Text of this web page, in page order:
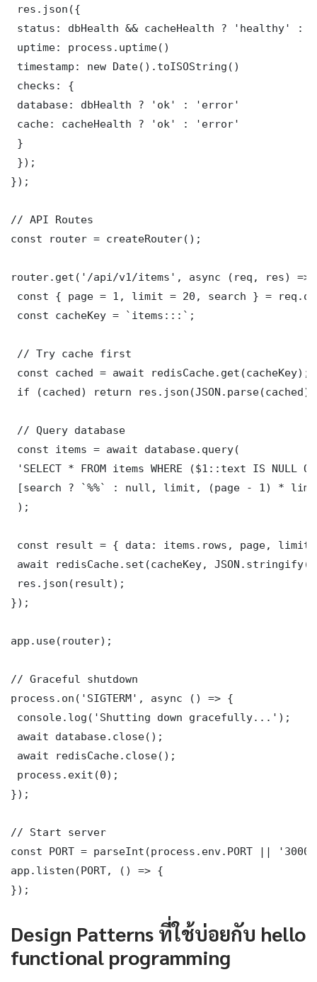
res.json({
status: dbHealth && cacheHealth ? 'healthy' :
uptime: process.uptime()
timestamp: new Date().toISOString()
checks: {
database: dbHealth ? 'ok' : 'error'
cache: cacheHealth ? 'ok' : 'error'
}
});
});
// API Routes
const router = createRouter();
router.get('/api/v1/items', async (req, res) =>
const { page = 1, limit = 20, search } =
const cacheKey = `items:::`;
// Try cache first
const cached = await redisCache.get(cacheKey);
if (cached) return
// Query database
const items = await database.query(
'SELECT * FROM items WHERE ($1::text IS NULL
[search ? `%%` : null, limit, (page - 1) *
);
const result = { data: items.rows, page,
await redisCache.set(cacheKey,
res.json(result);
});
app.use(router);
// Graceful shutdown
process.on('SIGTERM', async () => {
console.log('Shutting down gracefully...');
await database.close();
await redisCache.close();
process.exit(0);
});
// Start server
const PORT = parseInt(process.env.PORT ||
app.listen(PORT, () => {
});
Design Patterns ที่ใช้บ่อยกับ hello
functional programming